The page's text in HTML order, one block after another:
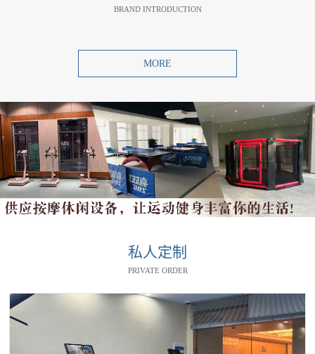
BRAND INTRODUCTION
MORE
私人定制
PRIVATE ORDER